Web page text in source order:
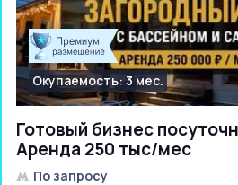
Готовый бизнес
Аренда 250 тыс/мес
Окупаемость: 3 мес.
По запросу